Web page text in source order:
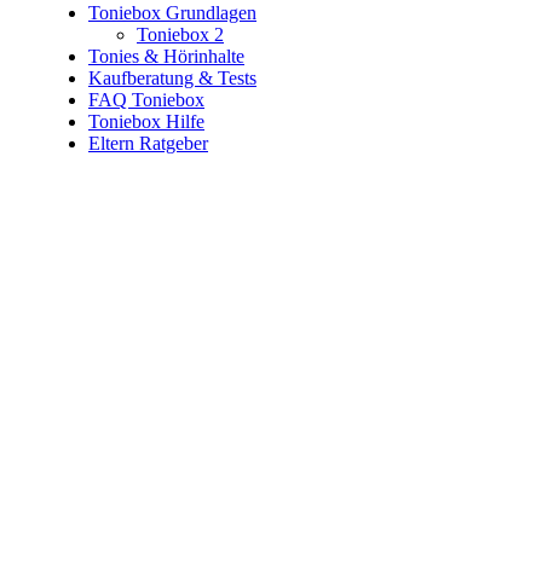
Toniebox Grundlagen
Toniebox 2
Tonies & Hörinhalte
Kaufberatung & Tests
FAQ Toniebox
Toniebox Hilfe
Eltern Ratgeber